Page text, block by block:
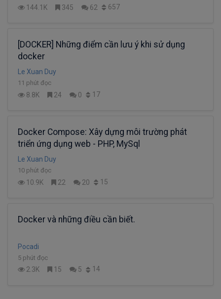
144.1K 345 62 657
[DOCKER] Những điểm cần lưu ý khi sử dụng
docker
Le Xuan Duy
11 phút đọc
8.8K 24 0 17
Docker Compose: Xây dựng môi trường phát
triển ứng dụng web - PHP, MySql
Le Xuan Duy
10 phút đọc
10.9K 22 20 15
Docker và những điều cần biết.
Pocadi
5 phút đọc
2.3K 15 5 14